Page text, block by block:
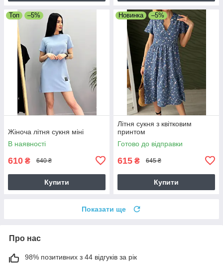
Топ –5%
Жіноча літня сукня міні
В наявності
610 ₴ 640 ₴
Купити
Новинка –5%
Літня сукня з квітковим
принтом
Готово до відправки
615 ₴ 645 ₴
Купити
Показати ще
Про нас
98% позитивних з 44 відгуків за рік